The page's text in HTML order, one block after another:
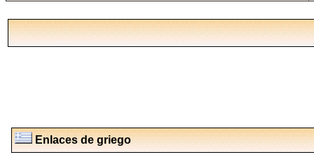
Enlaces de griego